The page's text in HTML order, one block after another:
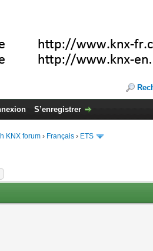
S’enregistrer
KNX forum › Français › ETS